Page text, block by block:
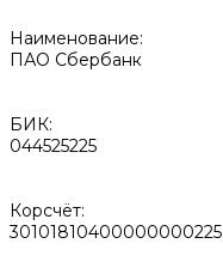
Наименование:
ПАО Сбербанк
БИК:
044525225
Корсчёт:
30101810400000000225